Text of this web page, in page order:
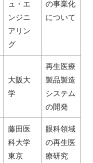
ュ・エ
ンジニ
アリン
グ
の事業化
について
大阪大
学
再生医療
製品製造
システム
の開発
藤田医
科大学
東京
眼科領域
の再生医
療研究